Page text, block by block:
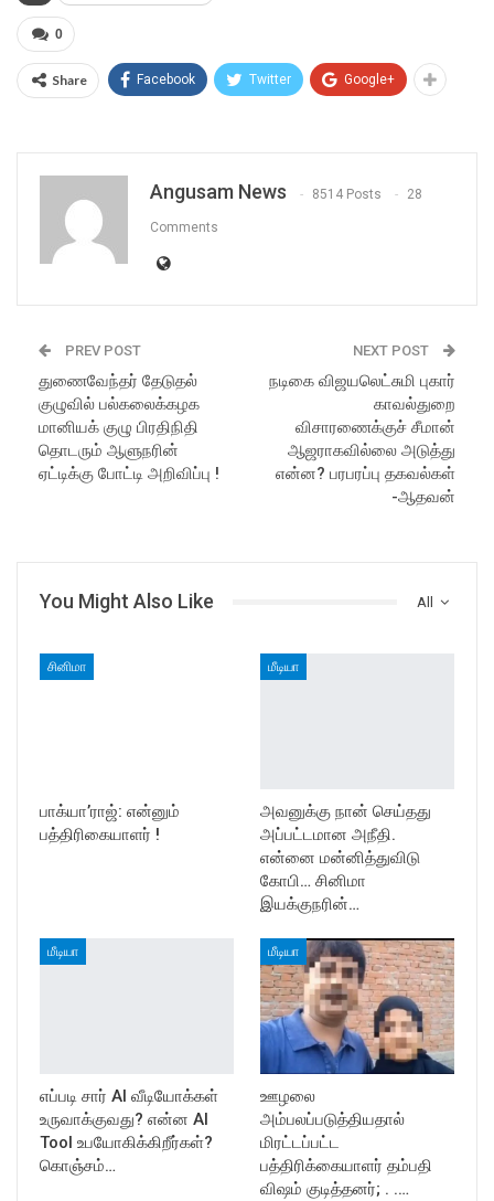
0
Share Facebook Twitter Google+
Angusam News 8514 Posts 28
Comments
PREV POST
துணைவேந்தர் தேடுதல்
குழுவில் பல்கலைக்கழக
மானியக் குழு பிரதிநிதி
தொடரும் ஆளுநரின்
ஏட்டிக்கு போட்டி அறிவிப்பு !
NEXT POST
நடிகை விஜயலெட்சுமி புகார்
காவல்துறை
விசாரணைக்குச் சீமான்
ஆஜராகவில்லை அடுத்து
என்ன? பரபரப்பு தகவல்கள்
-ஆதவன்
All
You Might Also Like
சினிமா
பாக்யா’ராஜ்: என்னும்
பத்திரிகையாளர் !
மீடியா
அவனுக்கு நான் செய்தது
அப்பட்டமான அநீதி.
என்னை மன்னித்துவிடு
கோபி… சினிமா
இயக்குநரின்…
மீடியா
எப்படி சார் AI வீடியோக்கள்
உருவாக்குவது? என்ன AI
Tool உபயோகிக்கிறீர்கள்?
கொஞ்சம்…
மீடியா
ஊழலை
அம்பலப்படுத்தியதால்
மிரட்டப்பட்ட
பத்திரிக்கையாளர் தம்பதி
விஷம் குடித்தனர்; . .…